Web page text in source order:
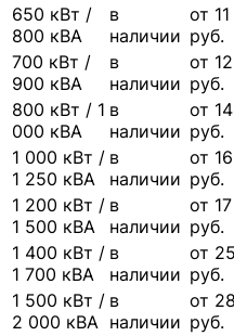
650 кВт /
800 кВА
в
наличии
от
руб.
700 кВт /
900 кВА
в
наличии
от
руб.
800 кВт / 1
000 кВА
в
наличии
от
руб.
1 000 кВт /
1 250 кВА
в
наличии
от
руб.
1 200 кВт /
1 500 кВА
в
наличии
от
руб.
1 400 кВт /
1 700 кВА
в
наличии
от
руб.
1 500 кВт /
2 000 кВА
в
наличии
от
руб.